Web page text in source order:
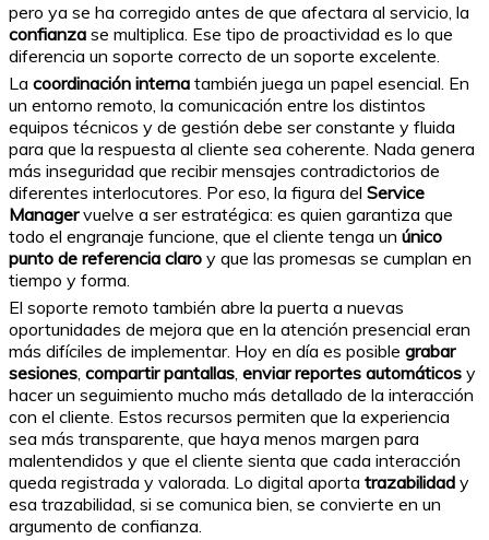
pero ya se ha corregido antes de que afectara al servicio, la
confianza se multiplica. Ese tipo de proactividad es lo que
diferencia un soporte correcto de un soporte excelente.
La coordinación interna también juega un papel esencial. En
un entorno remoto, la comunicación entre los distintos
equipos técnicos y de gestión debe ser constante y fluida
para que la respuesta al cliente sea coherente. Nada genera
más inseguridad que recibir mensajes contradictorios de
diferentes interlocutores. Por eso, la figura del Service
Managervuelve a ser estratégica: es quien garantiza que
todo el engranaje funcione, que el cliente tenga un único
punto de referencia claro y que las promesas se cumplan en
tiempo y forma.
El soporte remoto también abre la puerta a nuevas
oportunidades de mejora que en la atención presencial eran
más difíciles de implementar. Hoy en día es posible grabar
sesiones compartir pantallas enviar reportes automáticos y
hacer un seguimiento mucho más detallado de la interacción
con el cliente. Estos recursos permiten que la experiencia
sea más transparente, que haya menos margen para
malentendidos y que el cliente sienta que cada interacción
queda registrada y valorada. Lo digital aporta trazabilidad y
esa trazabilidad, si se comunica bien, se convierte en un
argumento de confianza.